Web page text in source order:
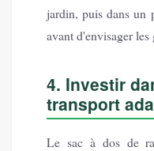
jardin, puis dans un
avant d'envisager les
4. Investir
transport
Le sac à dos de